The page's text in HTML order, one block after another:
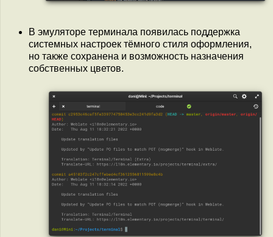
В эмуляторе терминала появилась поддержка
системных настроек тёмного стиля оформления,
но также сохранена и возможность назначения
собственных цветов.